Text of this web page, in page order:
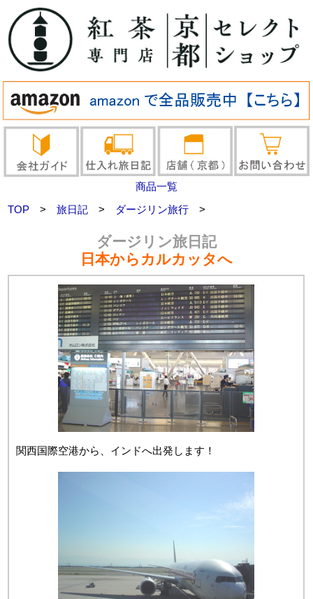
商品一覧
TOP >旅日記 > ダージリン旅行 >
ダージリン旅日記
日本からカルカッタへ
関西国際空港から、インドへ出発します！